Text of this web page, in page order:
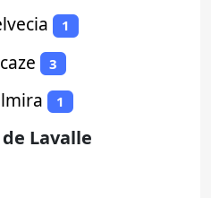
1
3
1
Lavalle